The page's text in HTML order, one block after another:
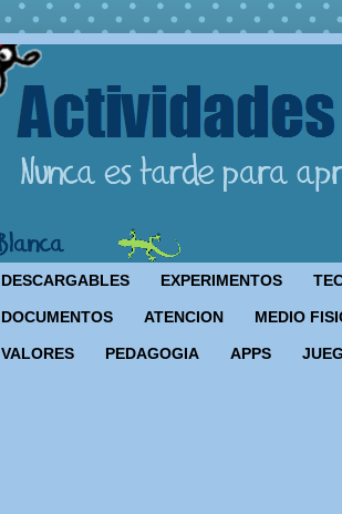
DESCARGABLES EXPERIMENTOS
DOCUMENTOS ATENCION MEDIO
VALORES PEDAGOGIA APPS